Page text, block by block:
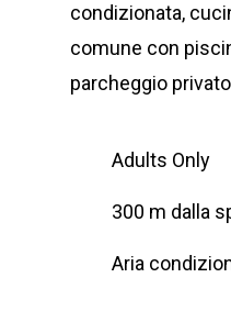
condizionata,
comune con
parcheggio
Adults Only
300 m dalla
Aria